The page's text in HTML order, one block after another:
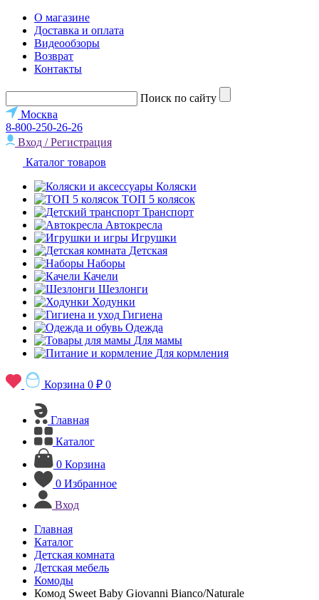
О магазине
Доставка и оплата
Видеообзоры
Возврат
Контакты
Поиск по сайту
Москва
8-800-250-26-26
Вход / Регистрация
Каталог товаров
Коляски
ТОП 5 колясок
Транспорт
Автокресла
Игрушки
Детская
Наборы
Качели
Шезлонги
Ходунки
Гигиена
Одежда
Для мамы
Для кормления
Корзина 0 ₽ 0
Главная
Каталог
0 Корзина
0 Избранное
Вход
Главная
Каталог
Детская комната
Детская мебель
Комоды
Комод Sweet Baby Giovanni Bianco/Naturale